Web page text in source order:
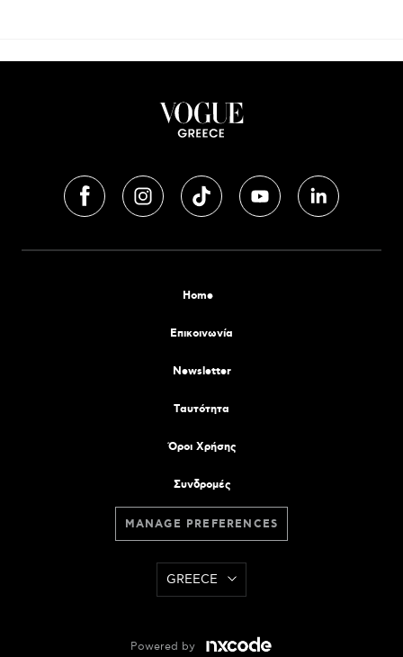
Home
Επικοινωνία
Newsletter
Tαυτότητα
Όροι Χρήσης
Συνδρομές
MANAGE PREFERENCES
GREECE
Powered by